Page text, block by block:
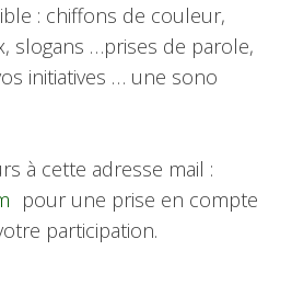
: chiffons de couleur,
slogans …prises de parole,
initiatives … une sono
à cette adresse mail :
pour une prise en compte
participation.